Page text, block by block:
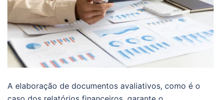
A elaboração de documentos avaliativos, como é o